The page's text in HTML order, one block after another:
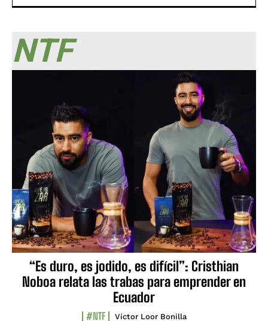
NTF
“Es duro, es jodido, es difícil”: Cristhian
Noboa relata las trabas para emprender en
Ecuador
#NTF Víctor Loor Bonilla